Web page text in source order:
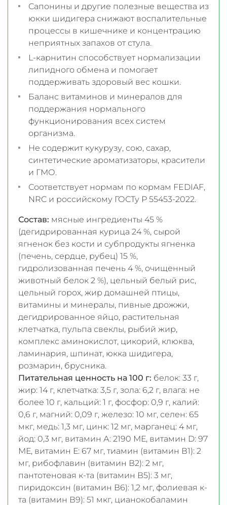
Сапонины и другие полезные вещества из
юкки шидигера снижают воспалительные
процессы в кишечнике и концентрацию
неприятных запахов от стула.
L-карнитин способствует нормализации
липидного обмена и помогает
поддерживать здоровый вес кошки.
Баланс витаминов и минералов для
поддержания нормального
функционирования всех систем
организма.
Не содержит кукурузу, сою, сахар,
синтетические ароматизаторы, красители
и ГМО.
Соответствует нормам по кормам FEDIAF,
NRC и российскому ГОСТу Р 55453-2022.
Состав: мясные ингредиенты 45 %
(дегидрированная курица 24 %, сырой
ягненок без кости и субпродукты ягненка
(печень, сердце, рубец) 15 %,
гидролизованная печень 4 %, очищенный
животный белок 2 %), цельный белый рис,
цельный горох, жир домашней птицы,
витамины и минералы, пивные дрожжи,
дегидрированное яйцо, растительная
клетчатка, пульпа свеклы, рыбий жир,
комплекс аминокислот, цикорий, клюква,
ламинария, шпинат, юкка шидигера,
розмарин, брусника.
Питательная ценность на 100 г: белок: 33 г,
жир: 14 г, клетчатка: 3,5 г, зола: 6,2 г, влага: не
более 10 г, кальций: 1 г, фосфор: 0,9 г, калий:
0,6 г, магний: 0,09 г, железо: 10 мг, селен: 65
мкг, медь: 1,3 мг, цинк: 12 мг, марганец: 4 мг,
йод: 0,3 мг, витамин А: 2190 МЕ, витамин D: 97
МЕ, витамин Е: 67 мг, тиамин (витамин В1): 2
мг, рибофлавин (витамин В2): 2 мг,
пантотеновая к-та (витамин В5): 3 мг,
пиридоксин (витамин В6): 1,2 мг, фолиевая к-
та (витамин В9): 51 мкг, цианокобаламин